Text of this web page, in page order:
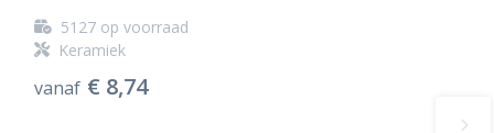
5127op voorraad
Keramiek
vanaf € 8,74